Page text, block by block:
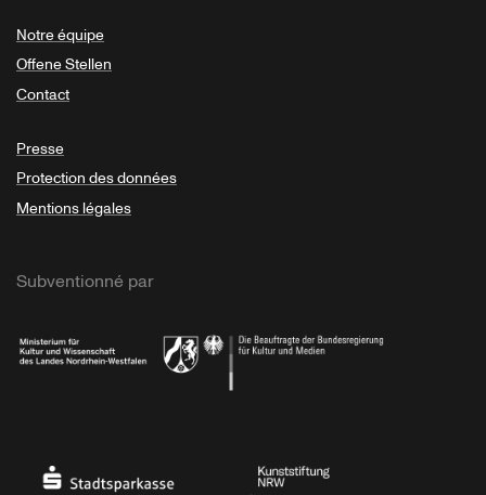
Notre équipe
Offene Stellen
Contact
Presse
Protection des données
Mentions légales
Subventionné par